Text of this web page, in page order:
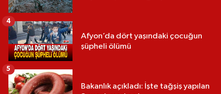
Afyon’da dört yaşındaki çocuğun
şüpheli ölümü
4
Bakanlık açıkladı: İşte tağşiş yapılan
5